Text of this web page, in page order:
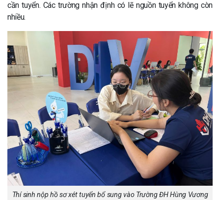
cần tuyển. Các trường nhận định có lẽ nguồn tuyển không còn
nhiều.
Thí sinh nộp hồ sơ xét tuyển bổ sung vào Trường ĐH Hùng Vương